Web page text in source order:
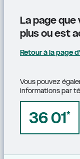
La page
plus ou est
Retour à la page
Vous pouvez
informations par
36 01*